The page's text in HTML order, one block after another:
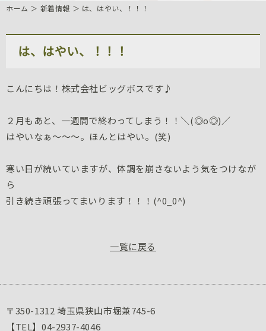
ホーム ＞ 新着情報 ＞ は、はやい、！！！
は、はやい、！！！
こんにちは！株式会社ビッグボスです♪
２月もあと、一週間で終わってしまう！！＼(◎o◎)／
はやいなぁ～～～。ほんとはやい。(笑)
寒い日が続いていますが、体調を崩さないよう気をつけなが
ら
引き続き頑張ってまいります！！！(^0_0^)
一覧に戻る
〒350-1312 埼玉県狭山市堀兼745-6
【TEL】04-2937-4046